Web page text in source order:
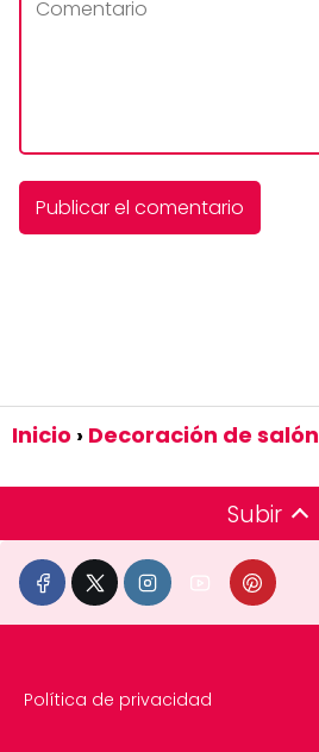
Inicio Decoración de salón
Subir
Política de privacidad